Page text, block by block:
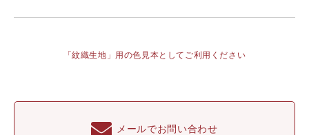
「紋織生地」用の色見本としてご利用ください
メールでお問い合わせ